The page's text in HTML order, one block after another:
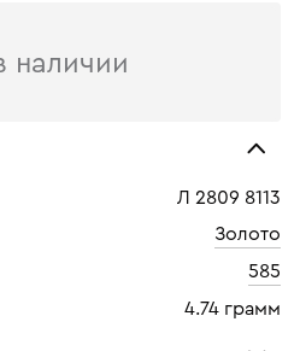
наличии
Л 2809 8113
Золото
585
4.74 грамм